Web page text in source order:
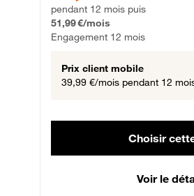
pendant 12 mois puis
51,99 €/mois
Engagement 12 mois
Prix client mobile
39,99 €/mois pendant 12
Choisir
Voir le